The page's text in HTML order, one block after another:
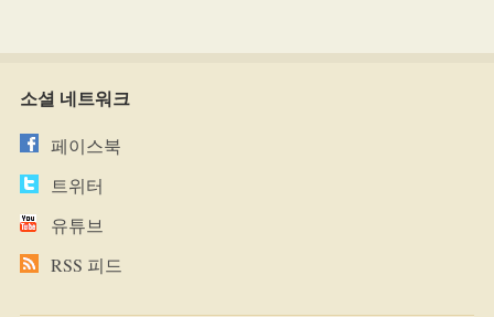
소셜 네트워크
페이스북
트위터
유튜브
RSS 피드